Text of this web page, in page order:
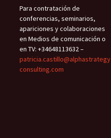
Para contratación de
conferencias, seminarios,
apariciones y colaboraciones
en Medios de comunicación o
en TV: +34648113632 –
patricia.castillo@alphastrategy
consulting.com